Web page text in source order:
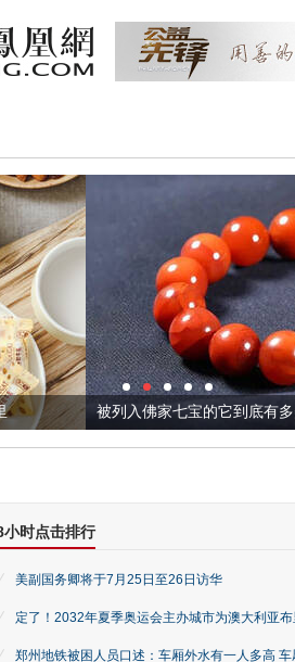
入佛家七宝的它到底有多美？
小时点击排行
美副国务卿将于7月25日至26日访华
定了！2032年夏季奥运会主办城市为澳大利亚
郑州地铁被困人员口述：车厢外水有一人多高